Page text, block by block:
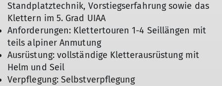
Standplatztechnik, Vorstiegserfahrung sowie das
Klettern im 5. Grad UIAA
Anforderungen: Klettertouren 1-4 Seillängen mit
teils alpiner Anmutung
Ausrüstung: vollständige Kletterausrüstung mit
Helm und Seil
Verpflegung: Selbstverpflegung